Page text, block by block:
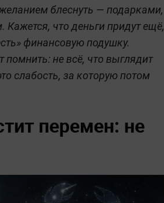
блеснуть — подарками,
что деньги придут ещё,
финансовую подушку.
помнить: не всё, что выглядит
слабость, за которую потом
перемен: не